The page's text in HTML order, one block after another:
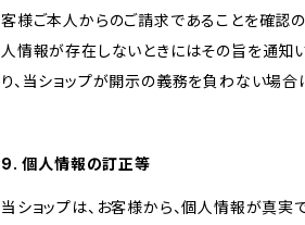
客様ご本人からのご請求であることを確認
人情報が存在しないときにはその旨を通知
り、当ショップが開示の義務を負わない場合
9. 個人情報の訂正等
当ショップは、お客様から、個人情報が真